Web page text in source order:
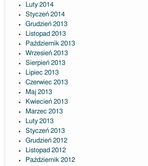
Luty 2014
Styczeń 2014
Grudzień 2013
Listopad 2013
Październik 2013
Wrzesień 2013
Sierpień 2013
Lipiec 2013
Czerwiec 2013
Maj 2013
Kwiecień 2013
Marzec 2013
Luty 2013
Styczeń 2013
Grudzień 2012
Listopad 2012
Październik 2012